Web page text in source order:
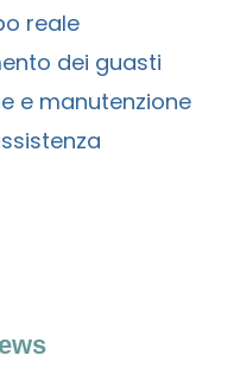
reale
dei guasti
e manutenzione